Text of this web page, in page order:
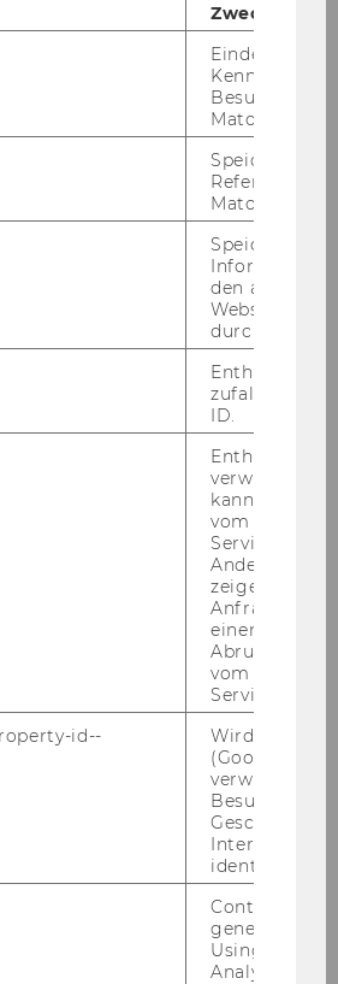
Zweck
Eindeutige
Besuchers
Matomo.
Speicherung
Referrers
Matomo.
Speicherung
den aktuellen
durch
Enthält eine
ID.
Enthält ein
verwendet
kann, um
vom AMP-
Service
Andere
zeigen Opt-
Anfrage im
einen Fehler
Abrufen
vom AMP
Service an.
id--
Wird von
(Google Tag
verwendet,
Besucher
Geschlecht
Interessen zu
identifizieren.
Contains a
generated
Using this
Analytics can